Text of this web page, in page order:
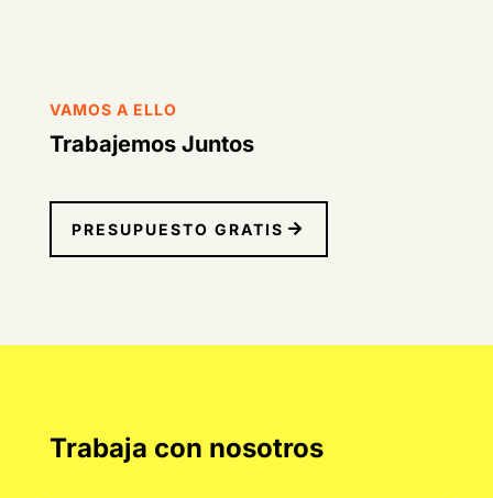
VAMOS A ELLO
Trabajemos Juntos
PRESUPUESTO GRATIS
Trabaja con nosotros